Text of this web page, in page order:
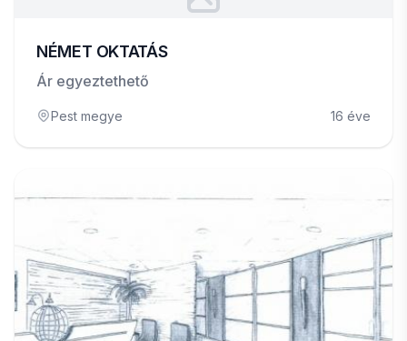
NÉMET OKTATÁS
Ár egyeztethető
Pest megye 16 éve